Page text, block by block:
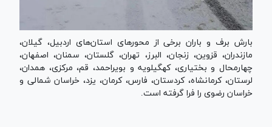
بارش برف و باران برخی از محور‌های استان‌های اردبیل، گیلان،
مازندران، قزوین، زنجان، البرز، تهران، گلستان، سمنان، اصفهان،
چهارمحال و بختیاری، کهگیلویه و بویراحمد، قم، مرکزی، همدان،
لرستان، کرمانشاه، کردستان، فارس، کرمان، یزد، خراسان شمالی و
خراسان رضوی را فرا گرفته است.